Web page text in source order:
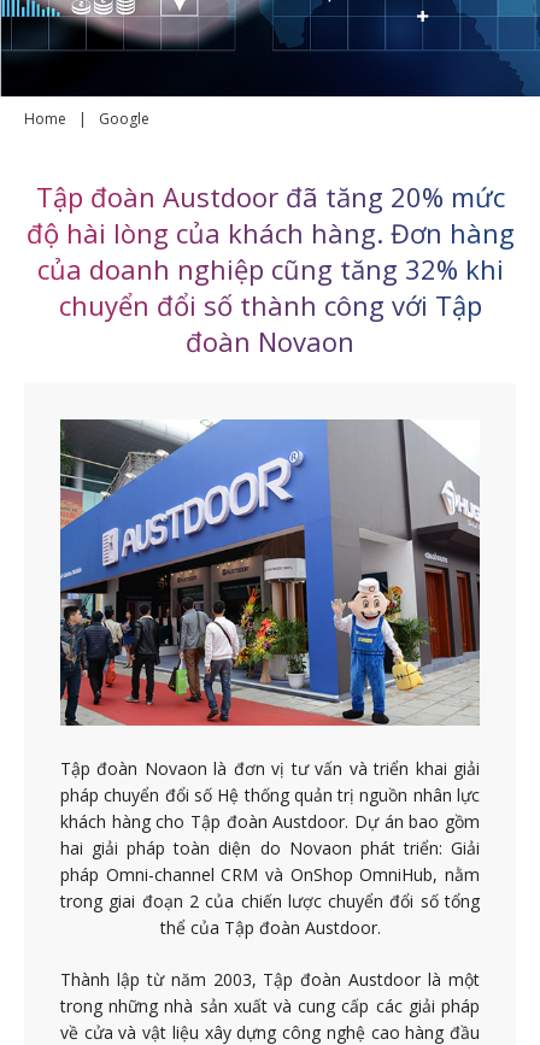
Home | Google
Tập đoàn Austdoor đã tăng 20% mức
độ hài lòng của khách hàng. Đơn hàng
của doanh nghiệp cũng tăng 32% khi
chuyển đổi số thành công với Tập
đoàn Novaon
Tập đoàn Novaon là đơn vị tư vấn và triển khai giải
pháp chuyển đổi số Hệ thống quản trị nguồn nhân lực
khách hàng cho Tập đoàn Austdoor. Dự án bao gồm
hai giải pháp toàn diện do Novaon phát triển: Giải
pháp Omni-channel CRM và OnShop OmniHub, nằm
trong giai đoạn 2 của chiến lược chuyển đổi số tổng
thể của Tập đoàn Austdoor.
Thành lập từ năm 2003, Tập đoàn Austdoor là một
trong những nhà sản xuất và cung cấp các giải pháp
về cửa và vật liệu xây dựng công nghệ cao hàng đầu